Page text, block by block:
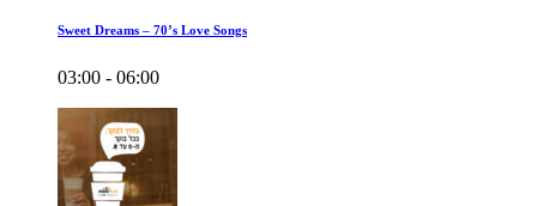
Sweet Dreams – 70’s Love Songs
03:00 - 06:00